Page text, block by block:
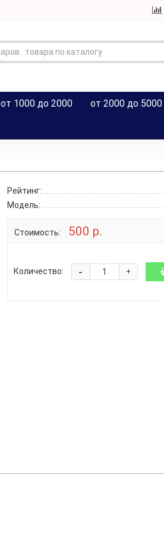
от 1000 до 2000 от 2000 до 5000
Рейтинг:
Модель:
Стоимость: 500 р.
Количество: +
-